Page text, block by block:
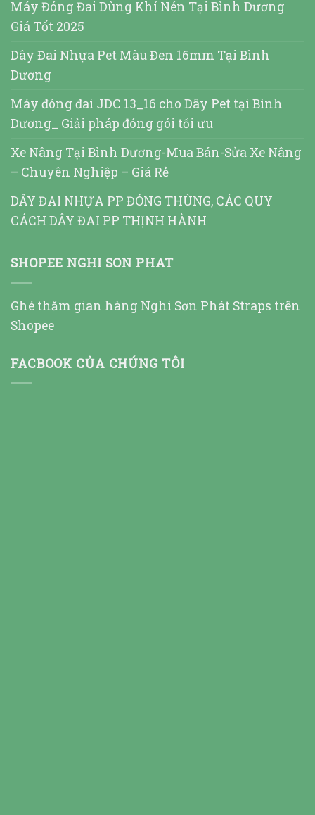
Máy Đóng Đai Dùng Khí Nén Tại Bình Dương
Giá Tốt 2025
Dây Đai Nhựa Pet Màu Đen 16mm Tại Bình
Dương
Máy đóng đai JDC 13_16 cho Dây Pet tại Bình
Dương_ Giải pháp đóng gói tối ưu
Xe Nâng Tại Bình Dương-Mua Bán-Sửa Xe Nâng
– Chuyên Nghiệp – Giá Rẻ
DÂY ĐAI NHỰA PP ĐÓNG THÙNG, CÁC QUY
CÁCH DÂY ĐAI PP THỊNH HÀNH
SHOPEE NGHI SON PHAT
Ghé thăm gian hàng Nghi Sơn Phát Straps trên
Shopee
FACBOOK CỦA CHÚNG TÔI